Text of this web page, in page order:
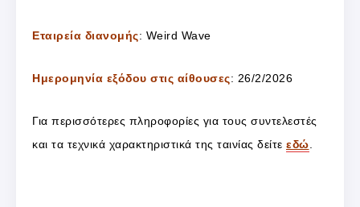
Εταιρεία διανομής: Weird Wave
Ημερομηνία εξόδου στις αίθουσες: 26/2/2026
Για περισσότερες πληροφορίες για τους συντελεστές
και τα τεχνικά χαρακτηριστικά της ταινίας δείτε εδώ